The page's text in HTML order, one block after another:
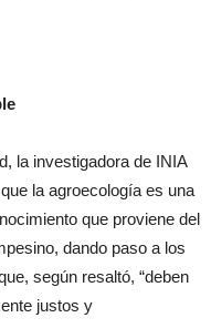
la investigadora de INIA
la agroecología es una
que proviene del
dando paso a los
según resaltó, “deben
justos y